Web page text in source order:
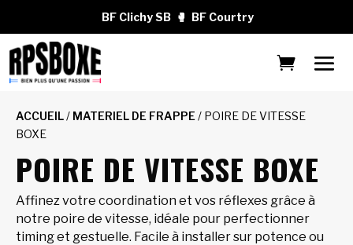
BF Clichy SB 🥊 BF Courtry
ACCUEIL/ MATERIEL DE FRAPPE / POIRE DE VITESSE
BOXE
POIRE DE VITESSE BOXE
Affinez votre coordination et vos réflexes grâce à
notre poire de vitesse, idéale pour perfectionner
timing et gestuelle. Facile à installer sur potence ou